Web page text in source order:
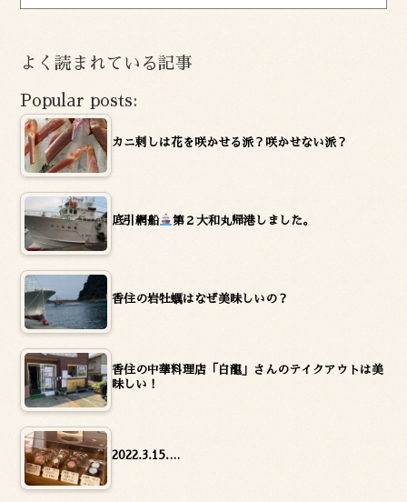
ー
イ
ブ
よく読まれている記事
Popular posts:
カニ刺しは花を咲かせる派？咲かせない派？
底引網船 第２大和丸帰港しました。
香住の岩牡蠣はなぜ美味しいの？
香住の中華料理店「白龍」さんのテイクアウトは美
味しい！
2022.3.15.…